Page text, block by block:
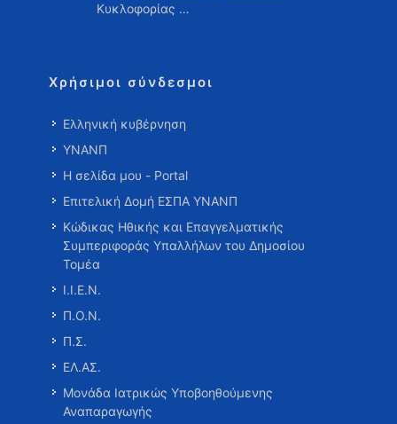
Κυκλοφορίας …
Χρήσιμοι σύνδεσμοι
Ελληνική κυβέρνηση
ΥΝΑΝΠ
Η σελίδα μου - Portal
Επιτελική Δομή ΕΣΠΑ ΥΝΑΝΠ
Κώδικας Ηθικής και Επαγγελματικής
Συμπεριφοράς Υπαλλήλων του Δημοσίου
Τομέα
Ι.Ι.Ε.Ν.
Π.Ο.Ν.
Π.Σ.
ΕΛ.ΑΣ.
Μονάδα Ιατρικώς Υποβοηθούμενης
Αναπαραγωγής